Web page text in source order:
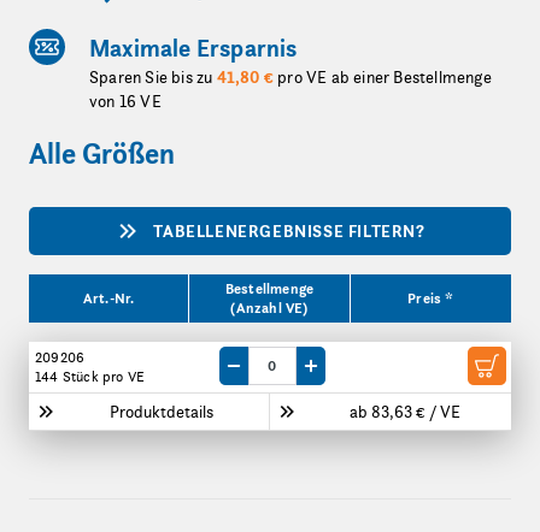
Maximale Ersparnis
Sparen Sie bis zu 41,80 € pro VE ab einer Bestellmenge
von 16 VE
Alle Größen
TABELLENERGEBNISSE FILTERN?
Art.-Nr.
Bestellmenge
(Anzahl VE)
Preis *
209206
144 Stückpro VE
Produktdetails ab 83,63 € / VE
Menge um eine VE reduzieren
Menge um eine VE erhöhen